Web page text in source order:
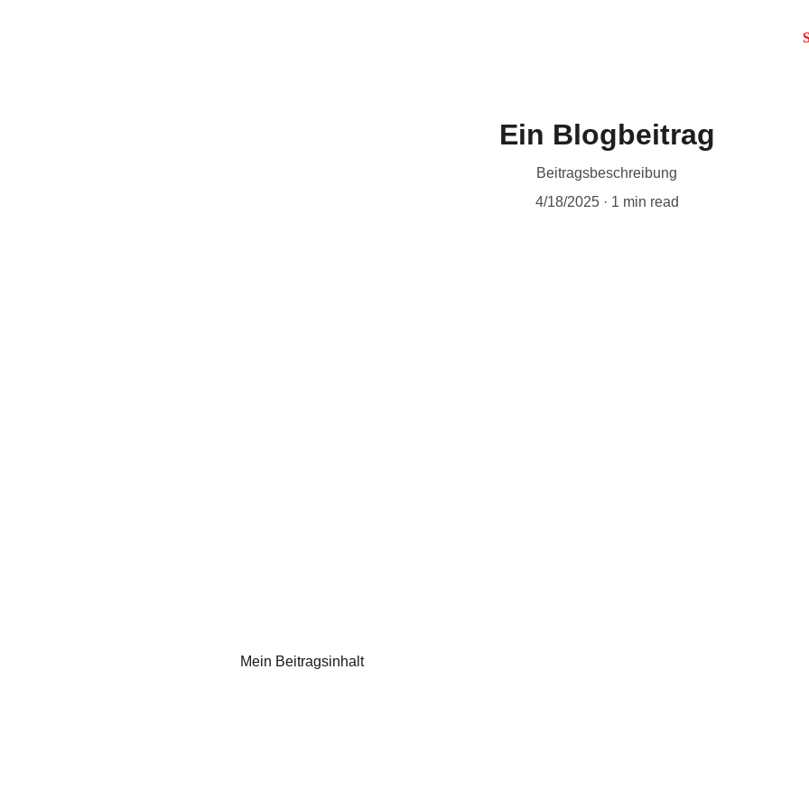
Ein Blogbeitrag
Beitragsbeschreibung
4/18/2025
1 min read
Mein Beitragsinhalt